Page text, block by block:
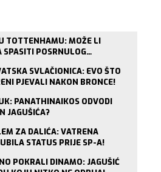
TOTTENHAMU: MOŽE LI
SPASITI POSRNULOG
SVLAČIONICA: EVO ŠTO
PJEVALI NAKON BRONCE!
PANATHINAIKOS ODVODI
JAGUŠIĆA?
ZA DALIĆA: VATRENA
STATUS PRIJE SP-A!
POKRALI DINAMO: JAGUŠIĆ